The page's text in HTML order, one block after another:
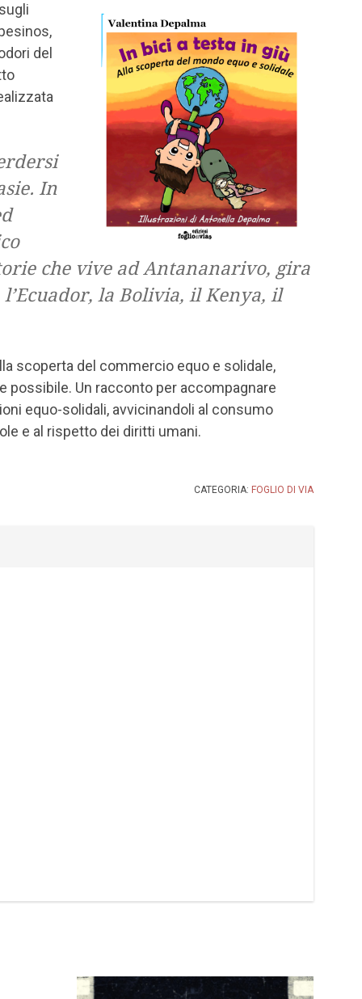
del
In
che vive ad Antananarivo, gira
la Bolivia, il Kenya, il
scoperta del commercio equo e solidale,
possibile. Un racconto per accompagnare
equo-solidali, avvicinandoli al consumo
e al rispetto dei diritti umani.
CATEGORIA: FOGLIO DI VIA